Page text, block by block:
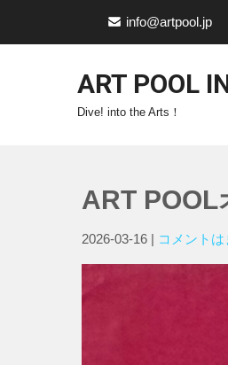
info@artpool.jp
ART POOL
Dive! into the Arts！
ART POOL
2026-03-16 | コメント